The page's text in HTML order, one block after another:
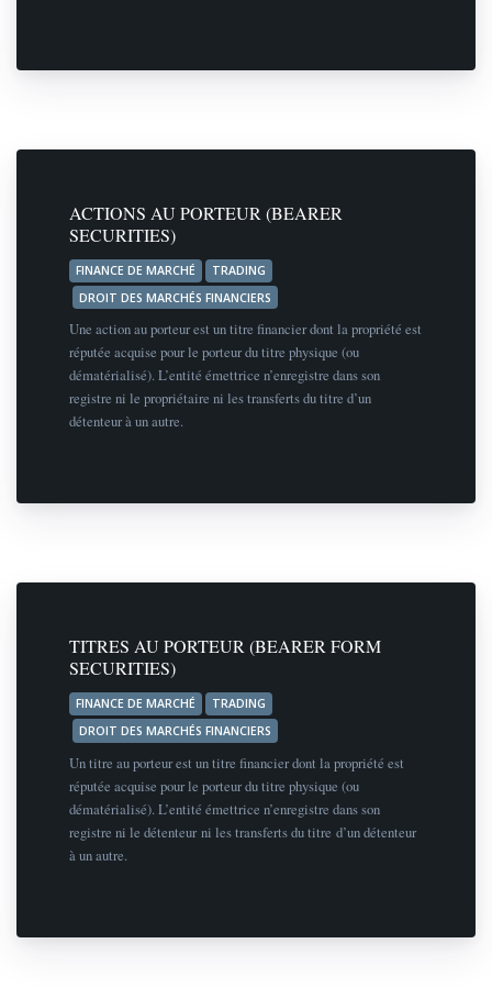
ACTIONS AU PORTEUR (BEARER
SECURITIES)
FINANCE DE MARCHÉ
TRADING
DROIT DES MARCHÉS FINANCIERS
Une action au porteur est un titre financier dont la propriété est
réputée acquise pour le porteur du titre physique (ou
dématérialisé). L’entité émettrice n’enregistre dans son
registre ni le propriétaire ni les transferts du titre d’un
détenteur à un autre.
TITRES AU PORTEUR (BEARER FORM
SECURITIES)
FINANCE DE MARCHÉ
TRADING
DROIT DES MARCHÉS FINANCIERS
Un titre au porteur est un titre financier dont la propriété est
réputée acquise pour le porteur du titre physique (ou
dématérialisé). L’entité émettrice n’enregistre dans son
registre ni le détenteur ni les transferts du titre d’un détenteur
à un autre.